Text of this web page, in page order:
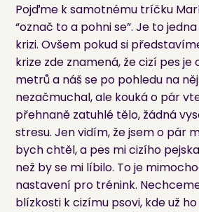
Pojďme k samotnému tríčku
“označ to a pohni se”. Je to
krizi. Ovšem pokud si
krize zde znamená, že cizí pes
metrů a náš se po pohledu na
nezačmuchal, ale kouká o pár
přehnaně zatuhlé tělo, žádná
stresu. Jen vidím, že jsem o pár
bych chtěl, a pes mi cizího
než by se mi líbilo. To je
nastavení pro trénink.
blízkosti k cizímu psovi, kde už